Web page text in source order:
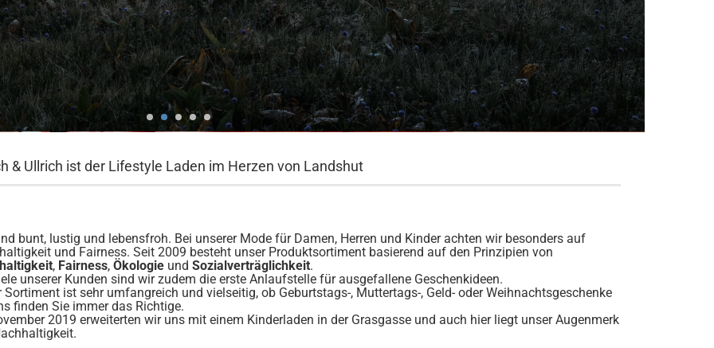
& Ullrich ist der Lifestyle Laden im Herzen von Landshut
bunt, lustig und lebensfroh. Bei unserer Mode für Damen, Herren und Kinder achten wir besonders auf
und Fairness. Seit 2009 besteht unser Produktsortiment basierend auf den Prinzipien von
, Fairness, Ökologieund Sozialverträglichkeit.
unserer Kunden sind wir zudem die erste Anlaufstelle für ausgefallene Geschenkideen.
Sortiment ist sehr umfangreich und vielseitig, ob Geburtstags-, Muttertags-, Geld- oder Weihnachtsgeschenke
finden Sie immer das Richtige.
2019 erweiterten wir uns mit einem Kinderladen in der Grasgasse und auch hier liegt unser Augenmerk